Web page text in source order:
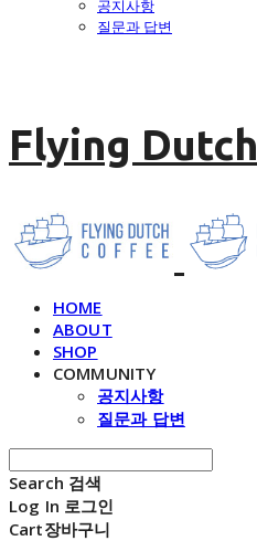
공지사항
질문과 답변
Flying Dutch
HOME
ABOUT
SHOP
COMMUNITY
공지사항
질문과 답변
Search 검색
Log In 로그인
Cart장바구니